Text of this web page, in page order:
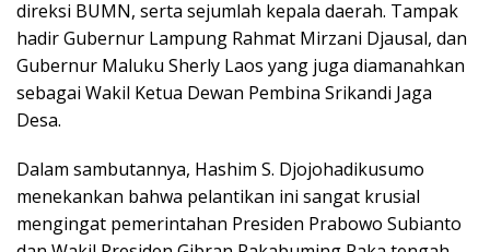
direksi BUMN, serta sejumlah kepala daerah. Tampak
hadir Gubernur Lampung Rahmat Mirzani Djausal, dan
Gubernur Maluku Sherly Laos yang juga diamanahkan
sebagai Wakil Ketua Dewan Pembina Srikandi Jaga
Desa.
Dalam sambutannya, Hashim S. Djojohadikusumo
menekankan bahwa pelantikan ini sangat krusial
mengingat pemerintahan Presiden Prabowo Subianto